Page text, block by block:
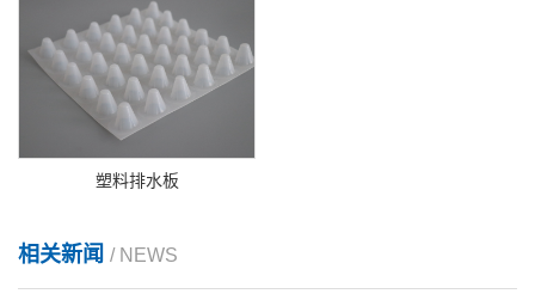
塑料排水板
相关新闻 / NEWS